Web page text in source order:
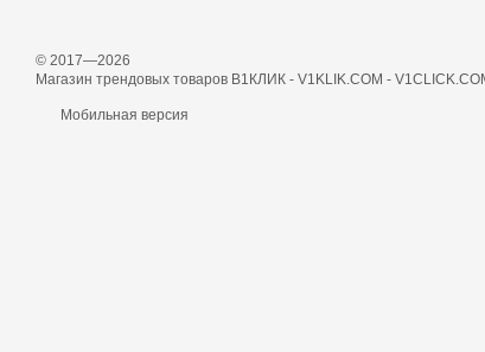
© 2017—2026
Магазин трендовых товаров В1КЛИК - V1KLIK.COM -
Мобильная версия